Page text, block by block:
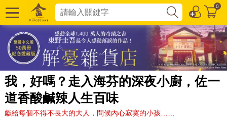
0
我，好嗎？走入海芬的深夜小廚，佐一
道香酸鹹辣人生百味
獻給每個不得不長大的大人，問候內心寂寞的小孩……